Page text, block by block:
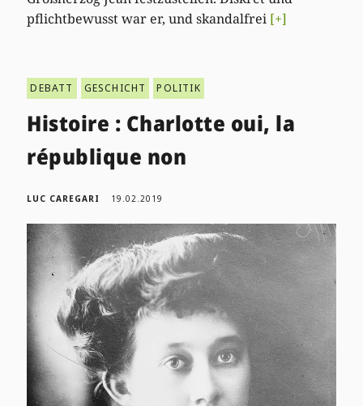
pflichtbewusst war er, und skandalfrei [+]
DEBATT GESCHICHT POLITIK
Histoire : Charlotte oui, la
république non
LUC CAREGARI 19.02.2019